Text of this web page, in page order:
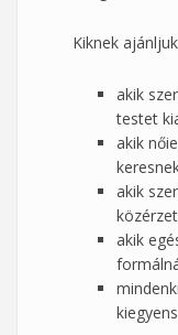
Kiknek
akik
testet
akik
akik
akik